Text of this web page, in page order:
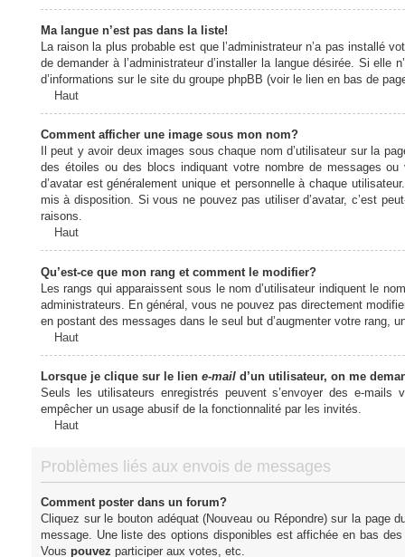
Ma langue n’est pas dans la liste!
La raison la plus probable est que l’administrateur n’a pas installé
de demander à l’administrateur d’installer la langue désirée. Si
d’informations sur le site du groupe phpBB (voir le lien en bas de
Haut
Comment afficher une image sous mon nom?
Il peut y avoir deux images sous chaque nom d’utilisateur sur la
des étoiles ou des blocs indiquant votre nombre de messages
d’avatar est généralement unique et personnelle à chaque
mis à disposition. Si vous ne pouvez pas utiliser d’avatar, c’est
raisons.
Haut
Qu’est-ce que mon rang et comment le modifier?
Les rangs qui apparaissent sous le nom d’utilisateur indiquent le
administrateurs. En général, vous ne pouvez pas directement
en postant des messages dans le seul but d’augmenter votre rang,
Haut
Lorsque je clique sur le lien e-maild’un utilisateur, on me
Seuls les utilisateurs enregistrés peuvent s’envoyer des e-
empêcher un usage abusif de la fonctionnalité par les invités.
Haut
Problèmes liés aux envois de messages
Comment poster dans un forum?
Cliquez sur le bouton adéquat (Nouveau ou Répondre) sur la page
message. Une liste des options disponibles est affichée en bas
Vous pouvez participer aux votes, etc.